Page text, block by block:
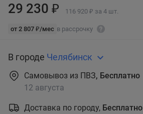
29 230 ₽ 116 920 ₽ за 4 шт.
от 2 807 ₽/мес в рассрочку
В городе Челябинск
Самовывоз из ПВЗ, Бесплатно
12 августа
Доставка по городу, Бесплатно